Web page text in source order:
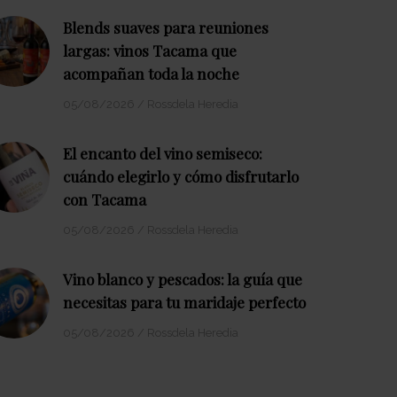
Blends suaves para reuniones
largas: vinos Tacama que
acompañan toda la noche
El encanto del vino semiseco:
cuándo elegirlo y cómo disfrutarlo
con Tacama
Vino blanco y pescados: la guía que
necesitas para tu maridaje perfecto